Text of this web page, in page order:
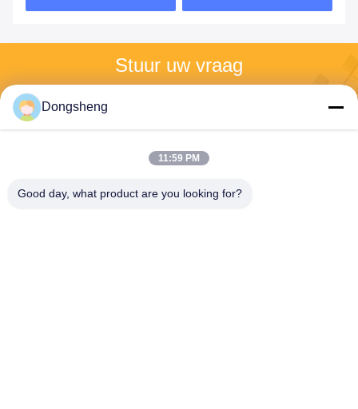
Stuur uw vraag
Dongsheng
11:59 PM
Good day, what product are you looking for?